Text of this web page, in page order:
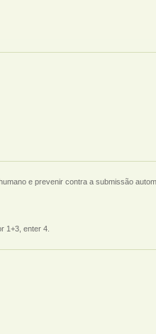
e prevenir contra a submissão
1+3, enter 4.